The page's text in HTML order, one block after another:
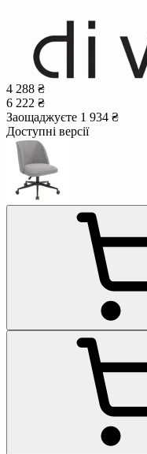
4 288 ₴
6 222 ₴
Заощаджуєте 1 934 ₴
Доступні версії